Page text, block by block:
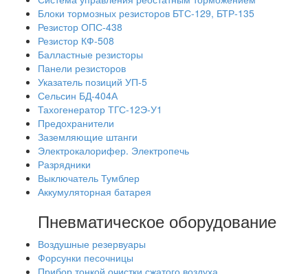
Блоки тормозных резисторов БТС-129, БТР-135
Резистор ОПС-438
Резистор КФ-508
Балластные резисторы
Панели резисторов
Указатель позиций УП-5
Сельсин БД-404А
Тахогенератор ТГС-12Э-У1
Предохранители
Заземляющие штанги
Электрокалорифер. Электропечь
Разрядники
Выключатель Тумблер
Аккумуляторная батарея
Пневматическое оборудование
Воздушные резервуары
Форсунки песочницы
Прибор тонкой очистки сжатого воздуха